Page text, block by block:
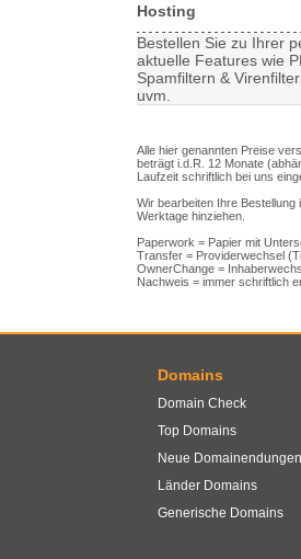
Hosting
Bestellen Sie zu Ihrer
aktuelle Features wie
Spamfiltern &
uvm.
Alle hier genannten Preise
beträgt i.d.R. 12 Monate
Laufzeit schriftlich bei uns
Wir bearbeiten Ihre
Werktage hinziehen.
Paperwork = Papier mit
Transfer = Providerwechsel
OwnerChange =
Nachweis = immer schriftlich
Domains
Domain Check
Top Domains
Neue Domainendungen
Länder Domains
Generische Domains